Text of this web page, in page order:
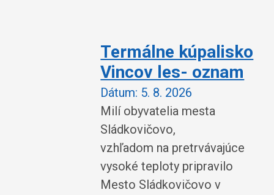
Termálne kúpalisko
Vincov les- oznam
Dátum: 5. 8. 2026
Milí obyvatelia mesta
Sládkovičovo,
vzhľadom na pretrvávajúce
vysoké teploty pripravilo
Mesto Sládkovičovo v